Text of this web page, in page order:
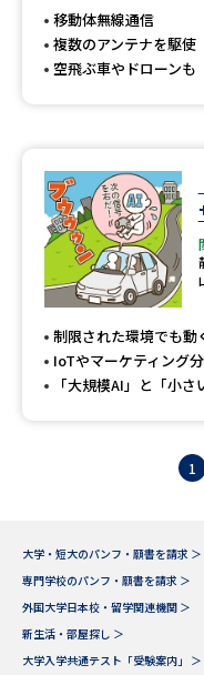
移動体無線通信
複数のアンテナを駆使
空飛ぶ車やドローンも
制限された環境でも動
IoTやマーケティング
「大規模AI」と「小
1
大学・短大のパンフ・願書を請求 ＞
専門学校のパンフ・願書を請求 ＞
外国大学日本校・留学関連機関 ＞
新生活・部屋探し ＞
大学入学共通テスト「受験案内」 ＞